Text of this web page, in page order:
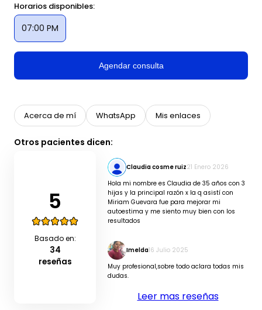
Horarios disponibles:
07:00 PM
Agendar consulta
Acerca de mí WhatsApp Mis enlaces
Otros pacientes dicen:
5
Basado en:
34
reseñas
Claudia cosme ruiz21 Enero 2026
Hola mi nombre es Claudia de 35 años con 3
hijas y la principal razón x la q asistí con
Miriam Guevara fue para mejorar mi
autoestima y me siento muy bien con los
resultados
Imelda16 Julio 2025
Muy profesional,sobre todo aclara todas mis
dudas.
Leer mas reseñas